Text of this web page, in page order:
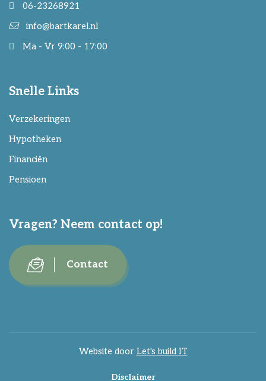
06-23268921
info@bartkarel.nl
Ma - Vr 9:00 - 17:00
Snelle Links
Verzekeringen
Hypotheken
Financiën
Pensioen
Vragen? Neem contact op!
Contact
Website door Let's build IT
Disclaimer